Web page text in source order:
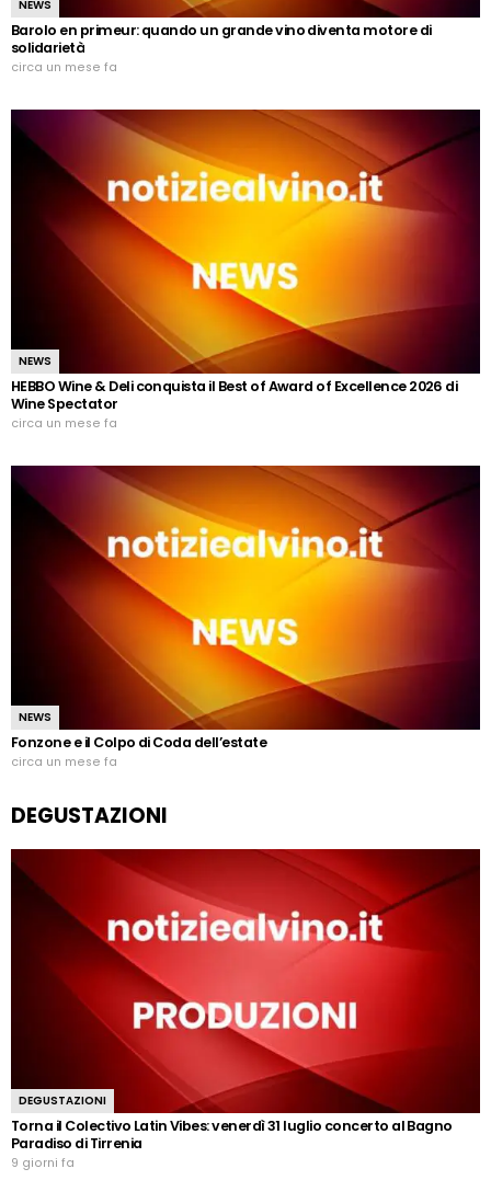
NEWS
Barolo en primeur: quando un grande vino diventa motore di
solidarietà
circa un mese fa
NEWS
HEBBO Wine & Deli conquista il Best of Award of Excellence 2026 di
Wine Spectator
circa un mese fa
NEWS
Fonzone e il Colpo di Coda dell’estate
circa un mese fa
DEGUSTAZIONI
DEGUSTAZIONI
Torna il Colectivo Latin Vibes: venerdì 31 luglio concerto al Bagno
Paradiso di Tirrenia
9 giorni fa